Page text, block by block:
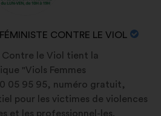
-
CONTRE
LE
VIOL
CONTRE LE VIOL
Contre le Viol tient la
"Viols Femmes
05 95 95, numéro gratuit,
pour les victimes de violences
et les professionnel-les.